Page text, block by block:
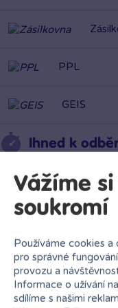
PPL
GEIS
Ihned k
Bambule Liberec Géčko
Zítra od 10:00
poslední kus skladem
Bambule Liberec OC
Vážíme
soukromí
Používáme cookies
pro správné
provozu a
Informace o užívání
sdílíme s našimi